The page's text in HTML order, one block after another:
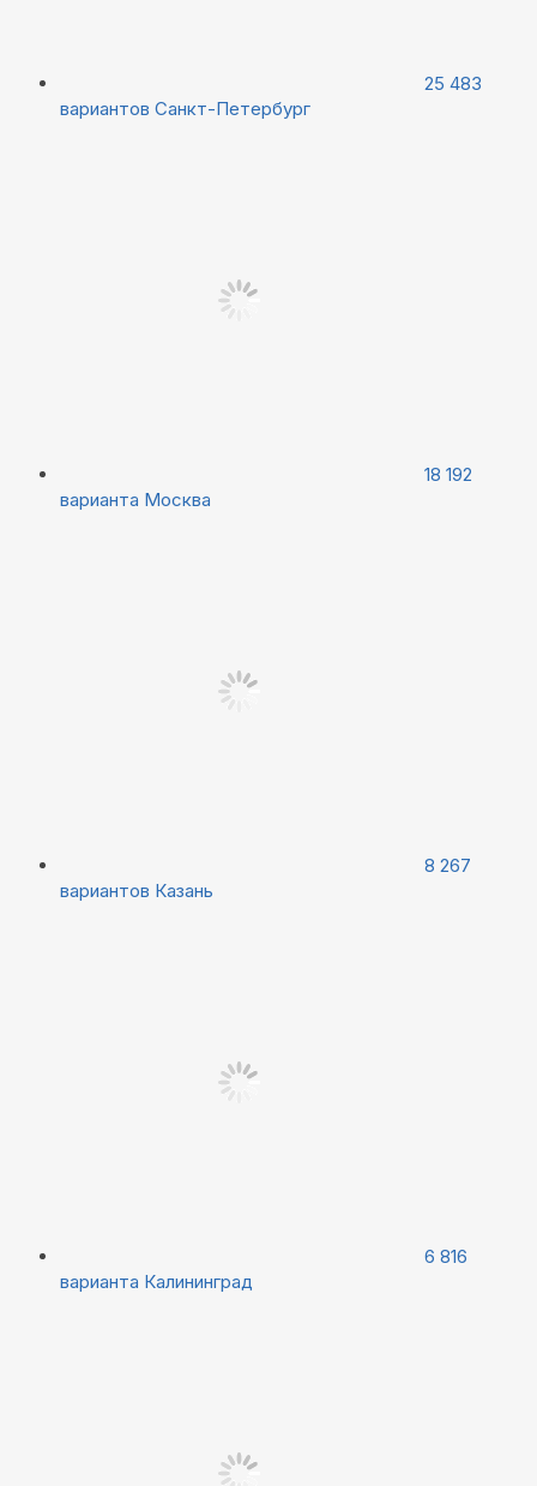
25 483
вариантов Санкт-Петербург
18 192
варианта Москва
8 267
вариантов Казань
6 816
варианта Калининград